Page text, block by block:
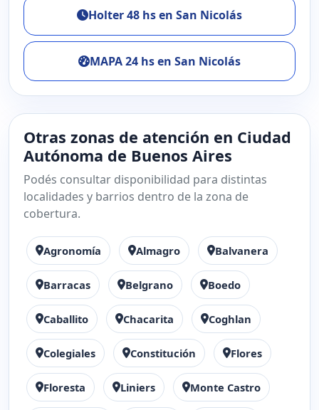
Holter 48 hs en San Nicolás
MAPA 24 hs en San Nicolás
Otras zonas de atención en Ciudad
Autónoma de Buenos Aires
Podés consultar disponibilidad para distintas
localidades y barrios dentro de la zona de
cobertura.
Agronomía Almagro Balvanera
Barracas Belgrano Boedo
Caballito Chacarita Coghlan
Colegiales Constitución Flores
Floresta Liniers Monte Castro